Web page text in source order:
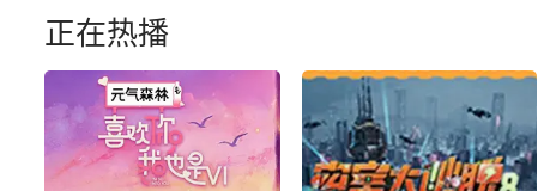
正在热播